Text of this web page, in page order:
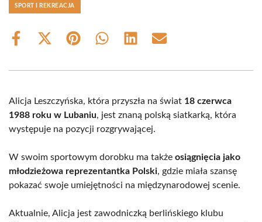
SPORT I REKREACJA
Share
Share
(Twitter)
Share Share Share Share
Alicja Leszczyńska, która przyszła na świat 18 czerwca
1988 roku w Lubaniu, jest znaną polską siatkarką, która
występuje na pozycji rozgrywającej.
W swoim sportowym dorobku ma także osiągnięcia jako
młodzieżowa reprezentantka Polski, gdzie miała szansę
pokazać swoje umiejętności na międzynarodowej scenie.
Aktualnie, Alicja jest zawodniczką berlińskiego klubu